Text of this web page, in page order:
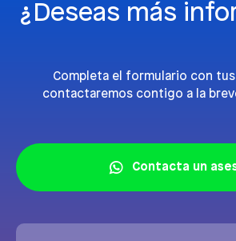
¿Deseas más
Completa el formulario con
contactaremos contigo a la
Contacta un